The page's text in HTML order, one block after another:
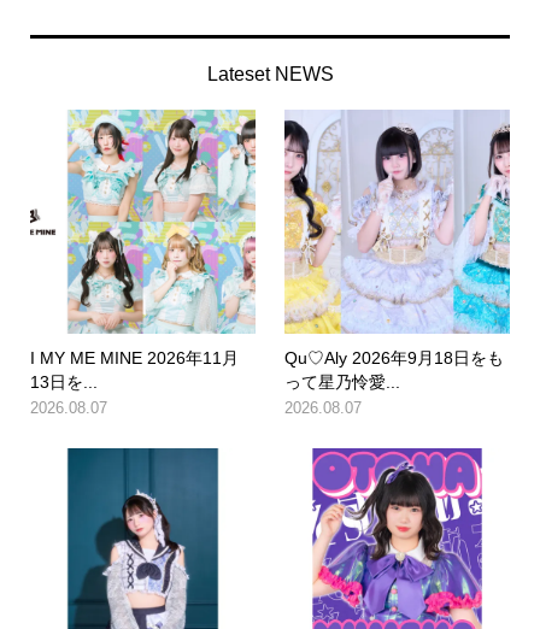
Lateset NEWS
I MY ME MINE 2026年11月
13日を...
2026.08.07
Qu♡Aly 2026年9月18日をも
って星乃怜愛...
2026.08.07